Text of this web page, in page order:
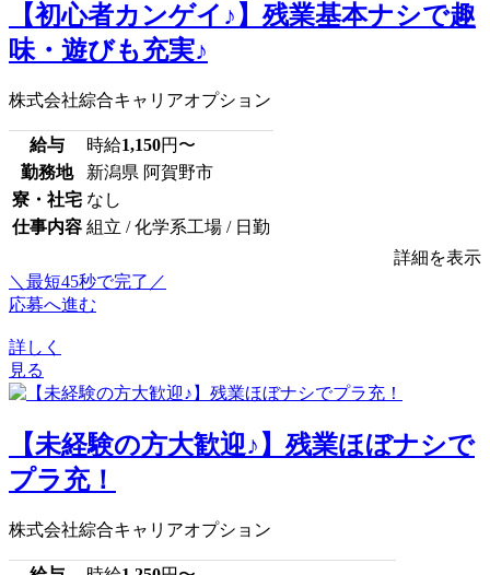
【初心者カンゲイ♪】残業基本ナシで趣
味・遊びも充実♪
株式会社綜合キャリアオプション
給与 時給1,150円〜
勤務地
新潟県 阿賀野市
寮・社宅 なし
仕事内容 組立 / 化学系工場 / 日勤
詳細を表示
＼最短45秒で完了／
応募へ進む
詳しく
見る
【未経験の方大歓迎♪】残業ほぼナシで
プラ充！
株式会社綜合キャリアオプション